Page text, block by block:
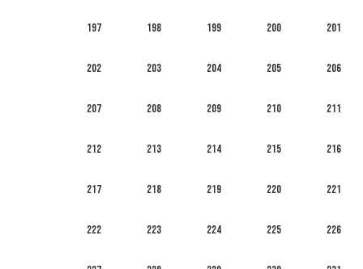
197 198 199 200 201
202 203 204 205 206
207 208 209 210 211
212 213 214 215 216
217 218 219 220 221
222 223 224 225 226